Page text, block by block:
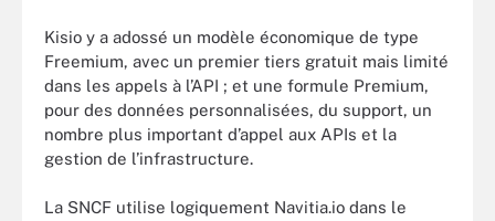
Kisio y a adossé un modèle économique de type
Freemium, avec un premier tiers gratuit mais limité
dans les appels à l’API ; et une formule Premium,
pour des données personnalisées, du support, un
nombre plus important d’appel aux APIs et la
gestion de l’infrastructure.
La SNCF utilise logiquement Navitia.io dans le